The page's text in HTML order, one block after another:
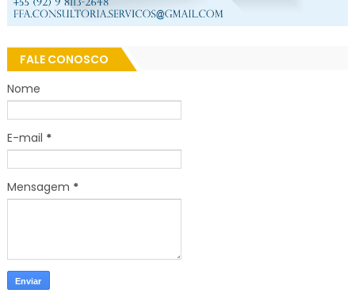
FALE CONOSCO
Nome
E-mail *
Mensagem *